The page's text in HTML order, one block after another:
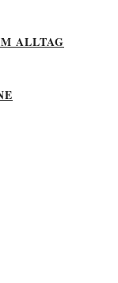
ALLTAG